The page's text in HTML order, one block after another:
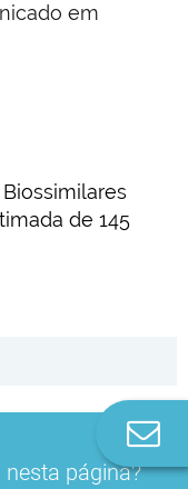
em
de 145
página?